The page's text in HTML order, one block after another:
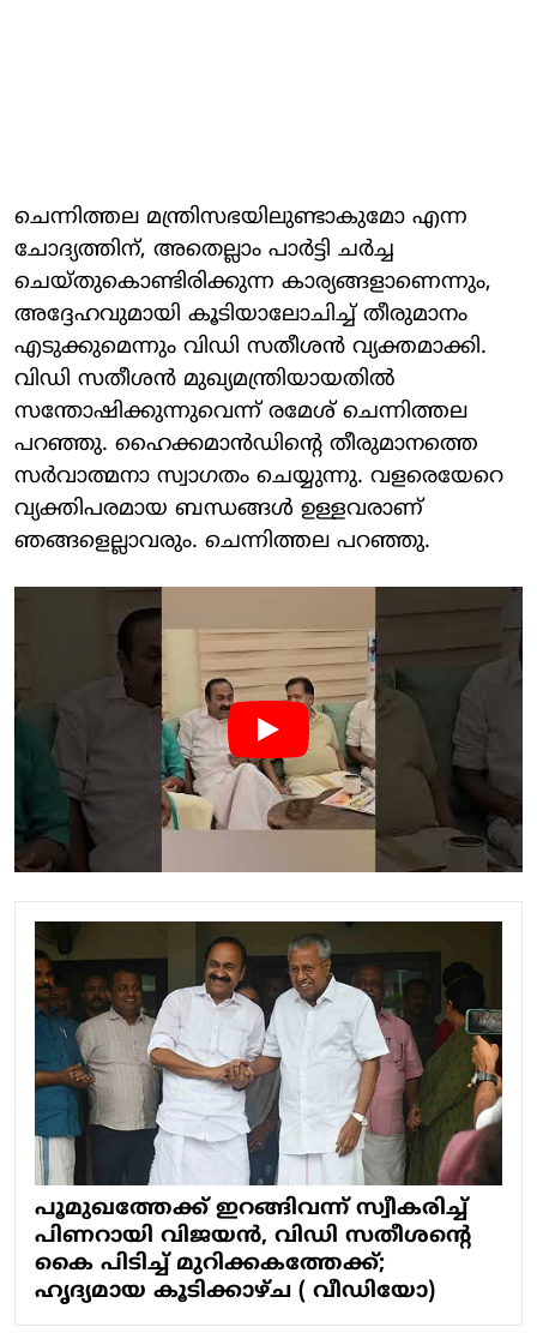
ചെന്നിത്തല മന്ത്രിസഭയിലുണ്ടാകുമോ എന്ന
ചോദ്യത്തിന്, അതെല്ലാം പാര്‍ട്ടി ചര്‍ച്ച
ചെയ്തുകൊണ്ടിരിക്കുന്ന കാര്യങ്ങളാണെന്നും,
അദ്ദേഹവുമായി കൂടിയാലോചിച്ച് തീരുമാനം
എടുക്കുമെന്നും വിഡി സതീശന്‍ വ്യക്തമാക്കി.
വിഡി സതീശന്‍ മുഖ്യമന്ത്രിയായതില്‍
സന്തോഷിക്കുന്നുവെന്ന് രമേശ് ചെന്നിത്തല
പറഞ്ഞു. ഹൈക്കമാന്‍ഡിന്റെ തീരുമാനത്തെ
സര്‍വാത്മനാ സ്വാഗതം ചെയ്യുന്നു. വളരെയേറെ
വ്യക്തിപരമായ ബന്ധങ്ങള്‍ ഉള്ളവരാണ്
ഞങ്ങളെല്ലാവരും. ചെന്നിത്തല പറഞ്ഞു.
പൂമുഖത്തേക്ക് ഇറങ്ങിവന്ന് സ്വീകരിച്ച്
പിണറായി വിജയന്‍, വിഡി സതീശന്റെ
കൈ പിടിച്ച് മുറിക്കകത്തേക്ക്;
ഹൃദ്യമായ കൂടിക്കാഴ്ച ( വീഡിയോ)